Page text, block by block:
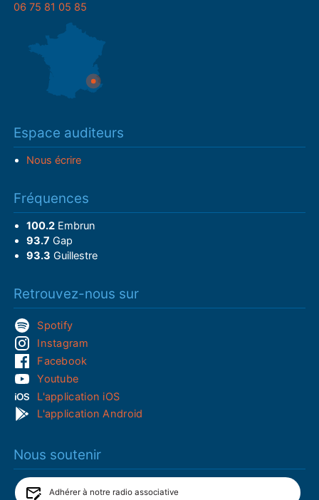
06 75 81 05 85
Espace auditeurs
Nous écrire
Fréquences
100.2Embrun
93.7 Gap
93.3 Guillestre
Retrouvez-nous sur
Spotify
Instagram
Facebook
Youtube
L'application iOS
L'application Android
Nous soutenir
Adhérer à notre radio associative